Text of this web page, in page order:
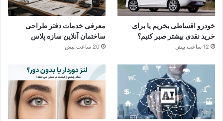
خودرو اقساطی بخریم یا برای
خرید نقدی بیشتر صبر کنیم؟
12 ساعت پیش
معرفی خدمات دفتر طراحی
ساختمان آنلاین سازه پلاس
20 ساعت پیش